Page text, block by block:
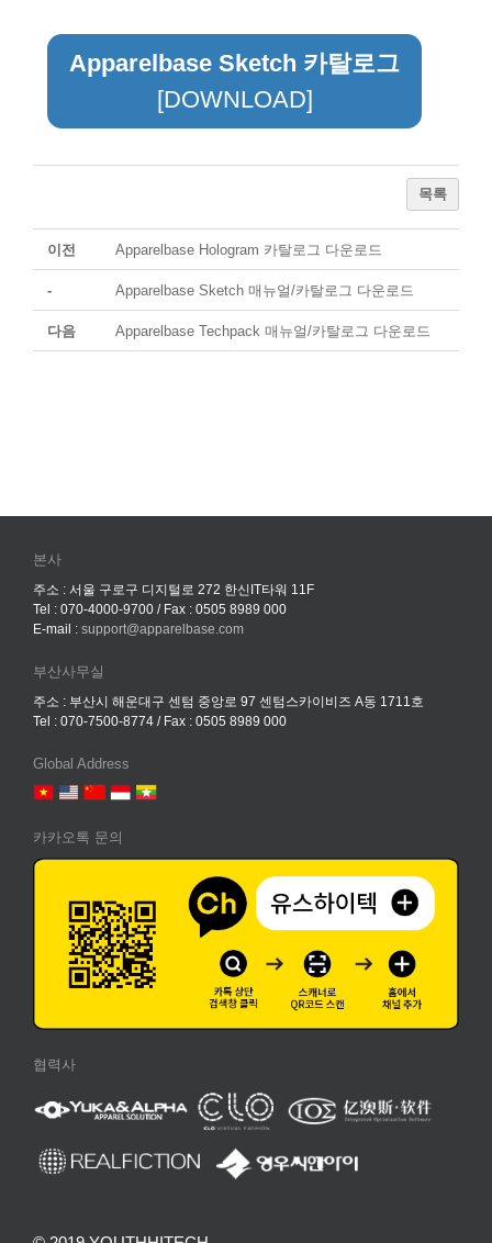
Apparelbase Sketch 카탈로그
[DOWNLOAD]
목록
이전 Apparelbase Hologram 카탈로그 다운로드
- Apparelbase Sketch 매뉴얼/카탈로그 다운로드
다음 Apparelbase Techpack 매뉴얼/카탈로그 다운로드
본사
주소 : 서울 구로구 디지털로 272 한신IT타워 11F
Tel : 070-4000-9700 / Fax : 0505 8989 000
E-mail : support@apparelbase.com
부산사무실
주소 : 부산시 해운대구 센텀 중앙로 97 센텀스카이비즈 A동 1711호
Tel : 070-7500-8774 / Fax : 0505 8989 000
Global Address
카카오톡 문의
협력사